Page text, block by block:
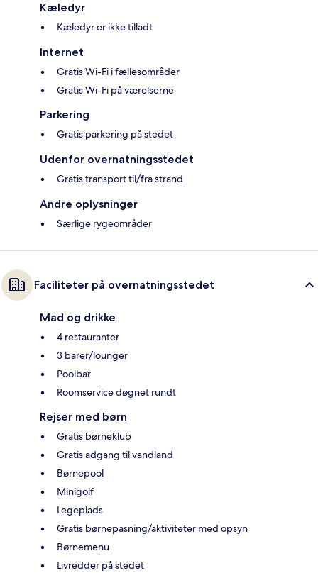
Kæledyr
Kæledyr er ikke tilladt
Internet
Gratis Wi-Fi i fællesområder
Gratis Wi-Fi på værelserne
Parkering
Gratis parkering på stedet
Udenfor overnatningsstedet
Gratis transport til/fra strand
Andre oplysninger
Særlige rygeområder
Faciliteter på overnatningsstedet
Mad og drikke
4 restauranter
3 barer/lounger
Poolbar
Roomservice døgnet rundt
Rejser med børn
Gratis børneklub
Gratis adgang til vandland
Børnepool
Minigolf
Legeplads
Gratis børnepasning/aktiviteter med opsyn
Børnemenu
Livredder på stedet